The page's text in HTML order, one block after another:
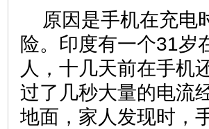
原因是手机在充电
险。印度有一个31岁
人，十几天前在手机
过了几秒大量的电流
地面，家人发现时，